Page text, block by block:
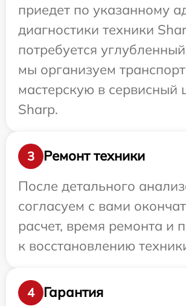
приедет по указанному
диагностики техники
потребуется
мы организуем
мастерскую в сервисный
Sharp.
3
Ремонт техники
После детального
согласуем с вами
расчет, время ремонта и
к восстановлению
4
Гарантия